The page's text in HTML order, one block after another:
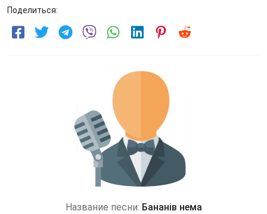
Поделиться:
Название песни: Бананів нема